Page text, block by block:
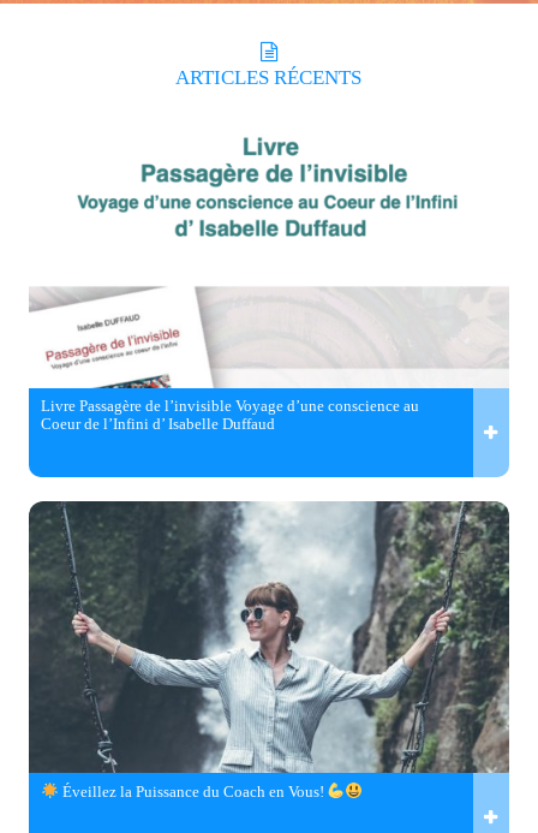
ARTICLES RÉCENTS
Livre Passagère de l’invisible Voyage d’une conscience au
Coeur de l’Infini d’ Isabelle Duffaud
Éveillez la Puissance du Coach en Vous!